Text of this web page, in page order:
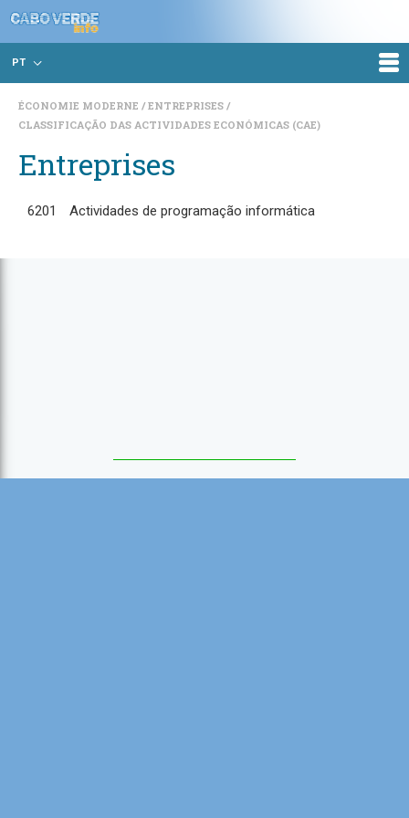
PT
ÉCONOMIE MODERNE
ENTREPRISES
CLASSIFICAÇÃO DAS ACTIVIDADES ECONÓMICAS (CAE)
Entreprises
6201 Actividades de programação informática